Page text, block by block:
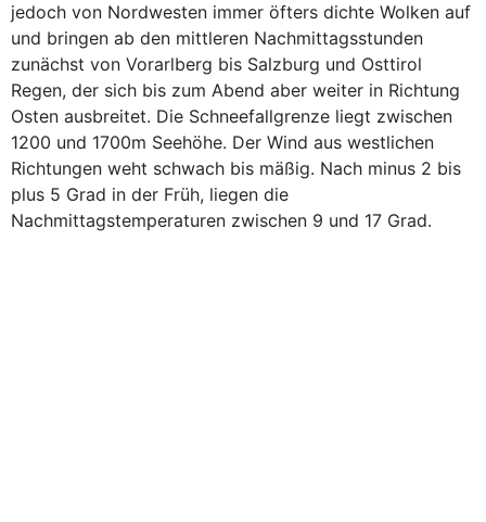
jedoch von Nordwesten immer öfters dichte Wolken auf
und bringen ab den mittleren Nachmittagsstunden
zunächst von Vorarlberg bis Salzburg und Osttirol
Regen, der sich bis zum Abend aber weiter in Richtung
Osten ausbreitet. Die Schneefallgrenze liegt zwischen
1200 und 1700m Seehöhe. Der Wind aus westlichen
Richtungen weht schwach bis mäßig. Nach minus 2 bis
plus 5 Grad in der Früh, liegen die
Nachmittagstemperaturen zwischen 9 und 17 Grad.